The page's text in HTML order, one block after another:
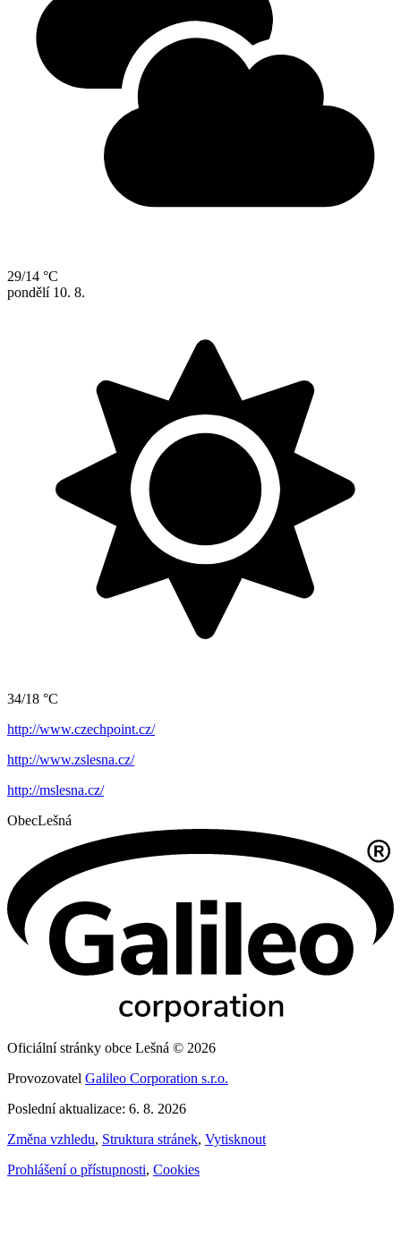
29/14 °C
pondělí 10. 8.
34/18 °C
http://www.czechpoint.cz/
http://www.zslesna.cz/
http://mslesna.cz/
ObecLešná
Oficiální stránky obce Lešná © 2026
Provozovatel Galileo Corporation s.r.o.
Poslední aktualizace: 6. 8. 2026
Změna vzhledu, Struktura stránek, Vytisknout
Prohlášení o přístupnosti, Cookies